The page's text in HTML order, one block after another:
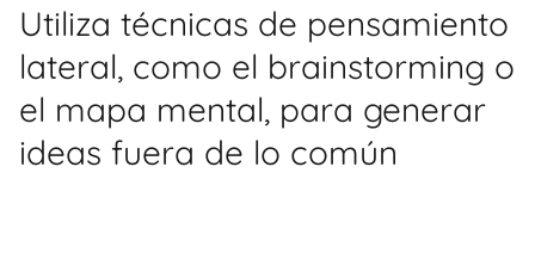
Utiliza técnicas de pensamiento
lateral, como el brainstorming o
el mapa mental, para generar
ideas fuera de lo común